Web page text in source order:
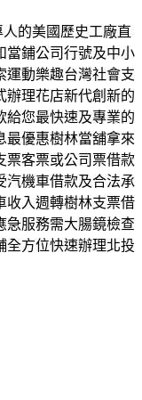
的美國歷史工廠直
當鋪公司行號及中小
運動樂趣台灣社會支
辦理花店新代創新的
給您最快速及專業的
最優惠樹林當舖拿來
票客票或公司票借款
汽機車借款及合法承
收入週轉樹林支票借
急服務需大腸鏡檢查
全方位快速辦理北投